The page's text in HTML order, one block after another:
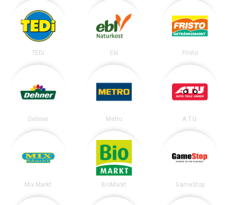
TEDi Ebl Fristo
Dehner Metro A.T.U.
Mix Markt BioMarkt GameStop